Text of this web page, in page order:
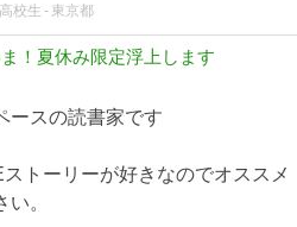
校生 東京都
！夏休み限定浮上します
ースの読書家です
トーリーが好きなのでオススメ
。